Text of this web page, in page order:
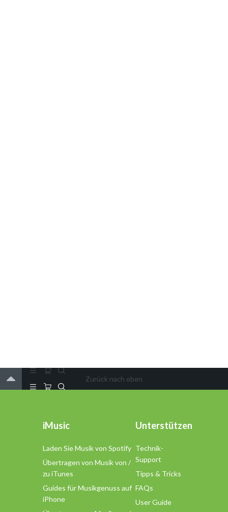
Zurück nach oben
iMusic
Laden Sie Musik von Spotify
Übertragen von Musik von /
zu iTunes
Guides für Musikgenuss auf
iPhone
Unterstützen
Technik-
Support
Tipps & Tricks
FAQs
User Guide